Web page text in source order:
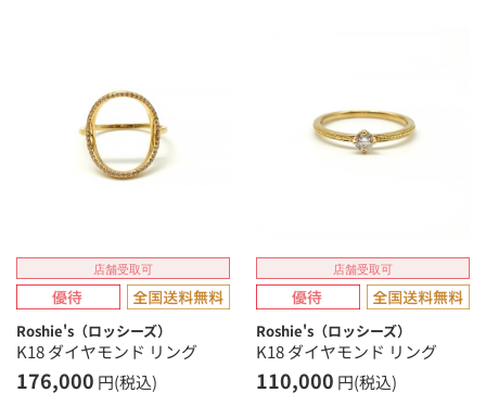
店舗受取可
Roshie's（ロッシーズ）
K18 ダイヤモンド リング
176,000 円(税込)
店舗受取可
Roshie's（ロッシーズ）
K18 ダイヤモンド リング
110,000 円(税込)